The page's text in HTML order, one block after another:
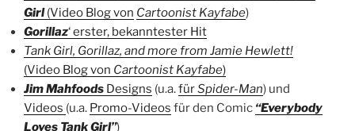
Girl(Video Blog von Cartoonist Kayfabe)
Gorillaz‘ erster, bekanntester Hit
Tank Girl, Gorillaz, and more from Jamie Hewlett!
(Video Blog von Cartoonist Kayfabe)
Jim Mahfoods Designs (u.a.fürSpider-Man) und
Videos (u.a. Promo-Videos für den Comic “Everybody
Loves Tank Girl”)